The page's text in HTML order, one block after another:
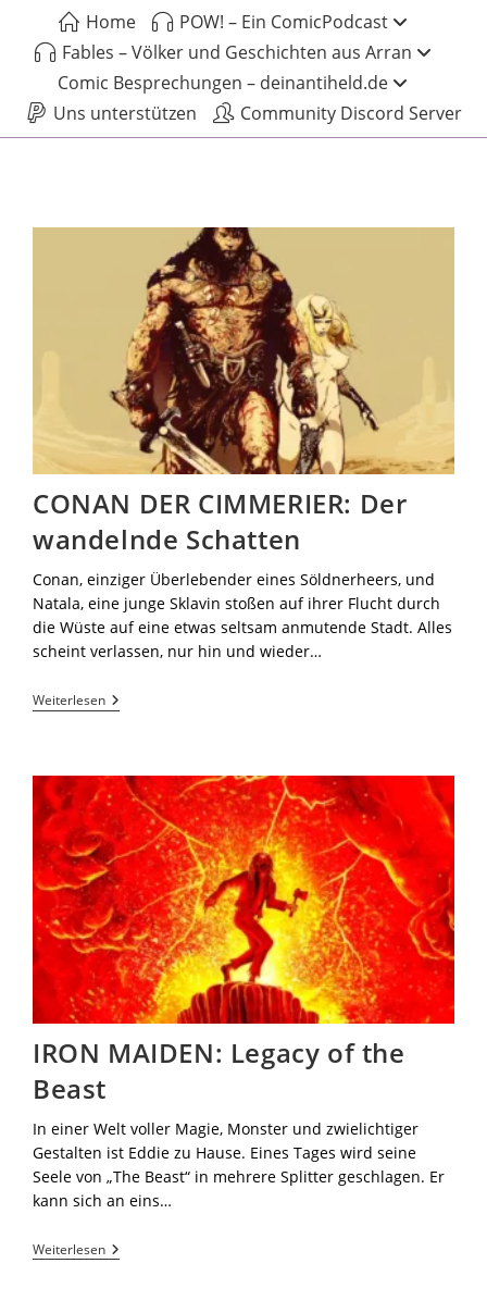
Home
POW! – Ein ComicPodcast
Fables – Völker und Geschichten aus Arran
Comic Besprechungen – deinantiheld.de
Uns unterstützen
Community Discord Server
CONAN DER CIMMERIER: Der
wandelnde Schatten
Conan, einziger Überlebender eines Söldnerheers, und
Natala, eine junge Sklavin stoßen auf ihrer Flucht durch
die Wüste auf eine etwas seltsam anmutende Stadt. Alles
scheint verlassen, nur hin und wieder…
Weiterlesen
IRON MAIDEN: Legacy of the
Beast
In einer Welt voller Magie, Monster und zwielichtiger
Gestalten ist Eddie zu Hause. Eines Tages wird seine
Seele von „The Beast“ in mehrere Splitter geschlagen. Er
kann sich an eins…
Weiterlesen